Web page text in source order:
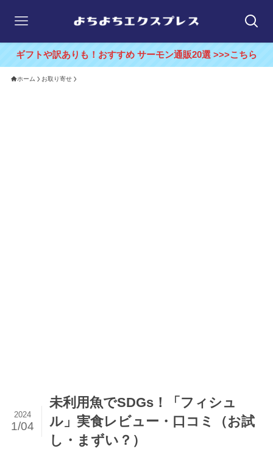
ギフトや訳ありも！おすすめ サーモン通販20選 >>>こちら
ホーム お取り寄せ
未利用魚でSDGs！「フィシュ
ル」実食レビュー・口コミ（お試
し・まずい？）
2024
1/04